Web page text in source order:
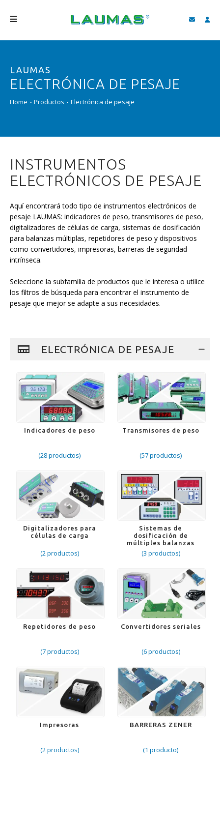
PRODUCTOS
SERVICIOS
NEWS
ESPAÑOL
LAUMAS
ELECTRÓNICA DE PESAJE
Home Productos Electrónica de pesaje
INSTRUMENTOS
ELECTRÓNICOS DE PESAJE
Aquí encontrará todo tipo de instrumentos electrónicos de
pesaje LAUMAS: indicadores de peso, transmisores de peso,
digitalizadores de células de carga, sistemas de dosificación
para balanzas múltiplas, repetidores de peso y dispositivos
como convertidores, impresoras, barreras de seguridad
intrínseca.
Seleccione la subfamilia de productos que le interesa o utilice
los filtros de búsqueda para encontrar el instrumento de
pesaje que mejor se adapte a sus necesidades.
ELECTRÓNICA DE PESAJE
Indicadores de peso
(28 productos)
Transmisores de peso
(57 productos)
Digitalizadores para
células de carga
(2 productos)
Sistemas de
dosificación de
múltiples balanzas
(3 productos)
Repetidores de peso
(7 productos)
Convertidores seriales
(6 productos)
Impresoras
(2 productos)
BARRERAS ZENER
(1 producto)